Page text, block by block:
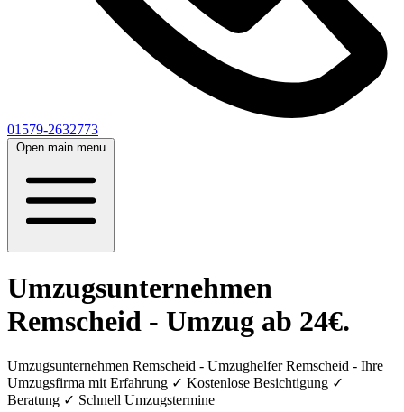
01579-2632773
Open main menu
Umzugsunternehmen
Remscheid - Umzug ab 24€.
Umzugsunternehmen Remscheid - Umzughelfer Remscheid - Ihre
Umzugsfirma mit Erfahrung ✓ Kostenlose Besichtigung ✓
Beratung ✓ Schnell Umzugstermine